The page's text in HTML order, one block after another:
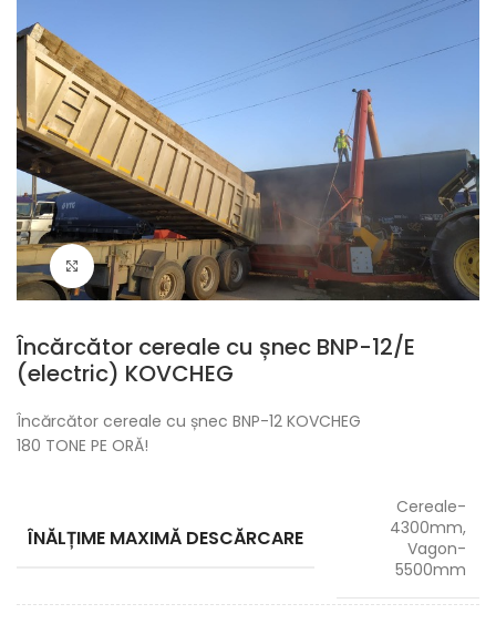
Click pentru zoom
Încărcător cereale cu șnec BNP-12/E
(electric) KOVCHEG
Încărcător cereale cu șnec BNP-12 KOVCHEG
180 TONE PE ORĂ!
ÎNĂLȚIME MAXIMĂ DESCĂRCARE
Cereale-
4300mm,
Vagon-
5500mm